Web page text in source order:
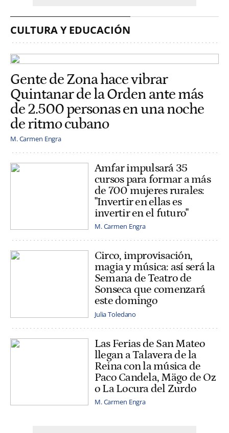
CULTURA Y EDUCACIÓN
Gente de Zona hace vibrar
Quintanar de la Orden ante más
de 2.500 personas en una noche
de ritmo cubano
M. Carmen Engra
Amfar impulsará 35
cursos para formar a más
de 700 mujeres rurales:
"Invertir en ellas es
invertir en el futuro"
M. Carmen Engra
Circo, improvisación,
magia y música: así será la
Semana de Teatro de
Sonseca que comenzará
este domingo
Julia Toledano
Las Ferias de San Mateo
llegan a Talavera de la
Reina con la música de
Paco Candela, Mägo de Oz
o La Locura del Zurdo
M. Carmen Engra